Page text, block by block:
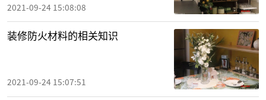
2021-09-24 15:08:08
装修防火材料的相关知识
2021-09-24 15:07:51